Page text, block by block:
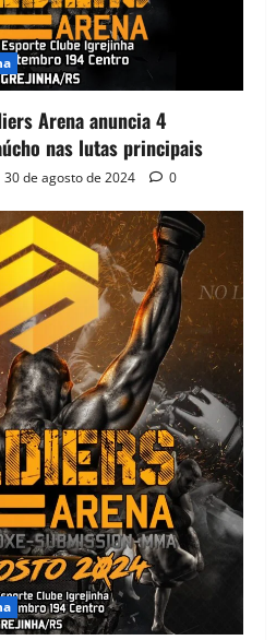
Arena anuncia 4
nas lutas principais
30 de agosto de 2024 0